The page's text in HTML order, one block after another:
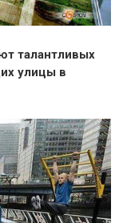
талантливых
улицы в